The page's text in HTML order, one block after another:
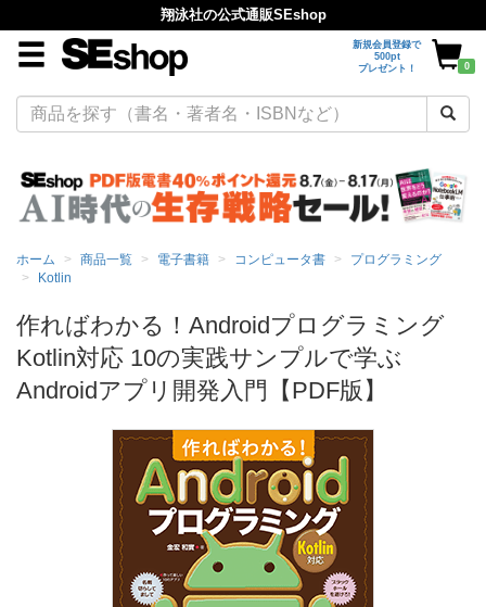
翔泳社の公式通販SEshop
新規会員登録で
500pt
プレゼント！
0
ホーム 商品一覧 電子書籍 コンピュータ書
プログラミング
Kotlin
作ればわかる！Androidプログラミング
Kotlin対応 10の実践サンプルで学ぶ
Androidアプリ開発入門【PDF版】